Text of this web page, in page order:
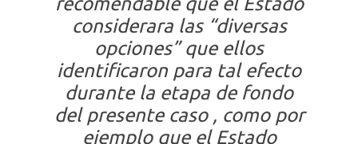
considerara las “diversas
opciones” que ellos
identificaron para tal efecto
durante la etapa de fondo
del presente caso , como por
ejemplo que el Estado